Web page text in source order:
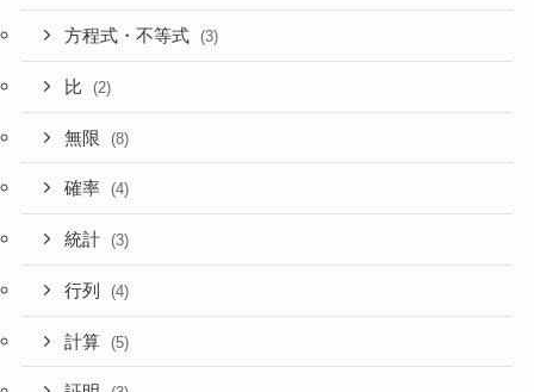
方程式・不等式 (3)
比 (2)
無限 (8)
確率 (4)
統計 (3)
行列 (4)
計算 (5)